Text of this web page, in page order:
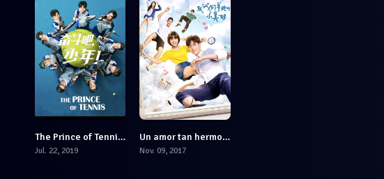
7.9The Prince of Tennis: Match! Tennis Juniors
Jul. 22, 2019
7.7Un amor tan hermoso
Nov. 09, 2017